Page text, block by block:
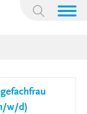
Suchbegriff:
w/d)